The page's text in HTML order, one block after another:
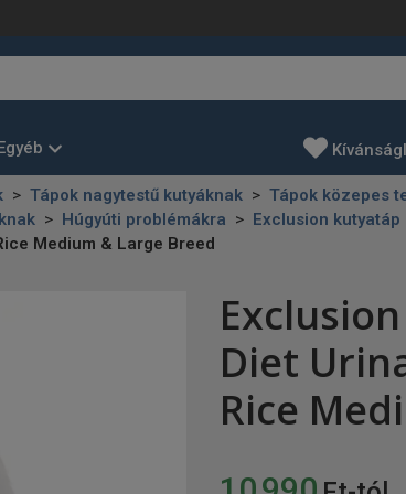
Tápok nagytestű kutyáknak Tápok közepes
Húgyúti problémákra Exclusion
Medium & Large Breed
Diet
Rice